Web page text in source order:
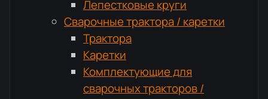
Лепестковые круги
Сварочные трактора / каретки
Трактора
Каретки
Комплектующие для
сварочных тракторов /